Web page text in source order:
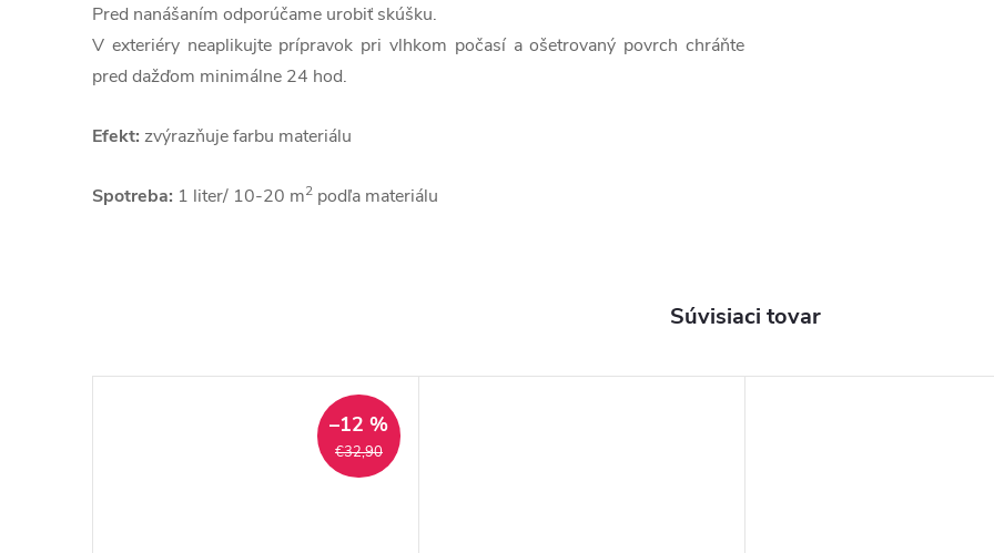
Pred nanášaním odporúčame urobiť skúšku.
V exteriéry neaplikujte prípravok pri vlhkom počasí a ošetrovaný povrch chráňte
pred dažďom minimálne 24 hod.
Efekt: zvýrazňuje farbu materiálu
Spotreba: 1 liter/ 10-20 m2 podľa materiálu
Súvisiaci tovar
€32,90
–12 %